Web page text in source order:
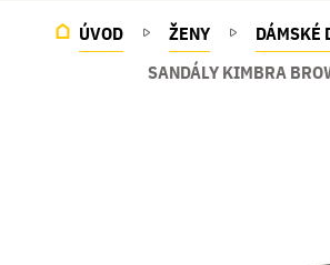
ÚVOD ŽENY
DÁMSKÉ
SANDÁLY KIMBRA